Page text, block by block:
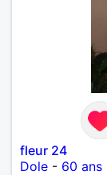
fleur 24
Dole - 60 ans